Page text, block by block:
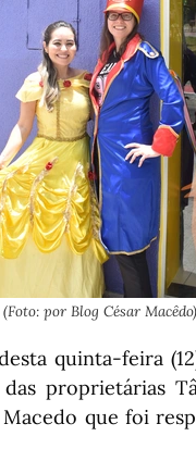
(Foto: por Blog César Macêdo)
quinta-feira
proprietárias
que foi